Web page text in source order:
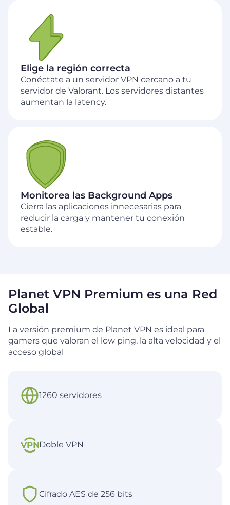
Elige la región correcta
Conéctate a un servidor VPN cercano a tu
servidor de Valorant. Los servidores distantes
aumentan la latency.
Monitorea las Background Apps
Cierra las aplicaciones innecesarias para
reducir la carga y mantener tu conexión
estable.
Planet VPN Premium es una Red
Global
La versión premium de Planet VPN es ideal para
gamers que valoran el low ping, la alta velocidad y el
acceso global
1260 servidores
Doble VPN
Cifrado AES de 256 bits